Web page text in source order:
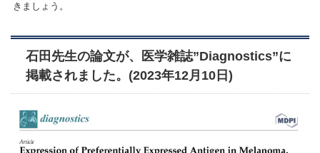
きましょう。
石田先生の論文が、医学雑誌”Diagnostics”に
掲載されました。(2023年12月10日)